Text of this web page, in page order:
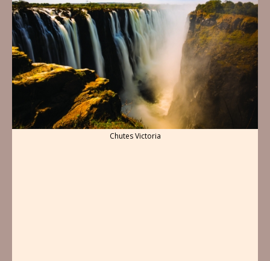
Chutes Victoria